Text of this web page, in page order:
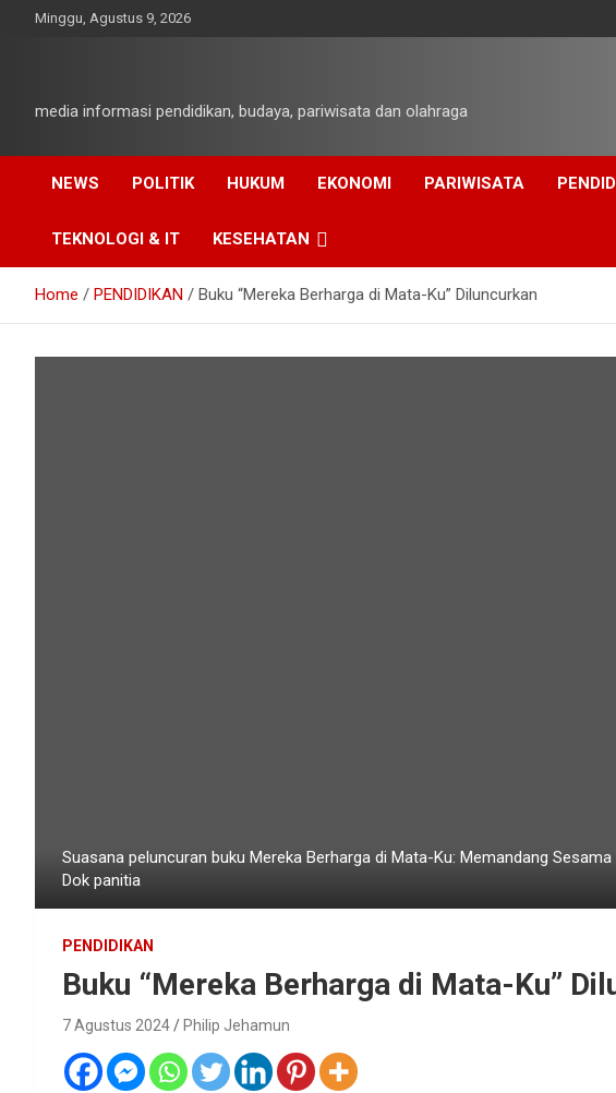
Minggu, Agustus 9, 2026
media informasi pendidikan, budaya, pariwisata dan olahraga
NEWS POLITIK HUKUM EKONOMI PARIWISATA
TEKNOLOGI & IT KESEHATAN
Home PENDIDIKAN Buku “Mereka Berharga di Mata-Ku” Diluncurkan
Suasana peluncuran buku Mereka Berharga di Mata-Ku: Memandang
Dok panitia
PENDIDIKAN
Buku “Mereka Berharga di Mata-Ku”
7 Agustus 2024 Philip Jehamun